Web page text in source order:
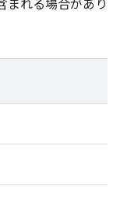
まれる場合があり